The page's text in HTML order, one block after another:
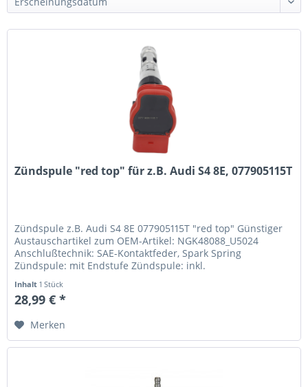
Zündspule "red top" für z.B. Audi S4 8E, 077905115T
Zündspule z.B. Audi S4 8E 077905115T "red top" Günstiger
Austauschartikel zum OEM-Artikel: NGK48088_U5024
Anschlußtechnik: SAE-Kontaktfeder, Spark Spring
Zündspule: mit Endstufe Zündspule: inkl.
Inhalt1 Stück
28,99 € *
Merken